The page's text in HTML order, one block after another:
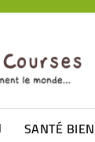
SANTÉ